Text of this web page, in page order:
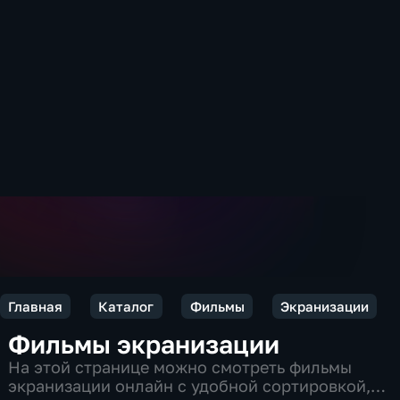
Главная Каталог Фильмы Экранизации
Фильмы экранизации
На этой странице можно смотреть фильмы
экранизации онлайн с удобной сортировкой,